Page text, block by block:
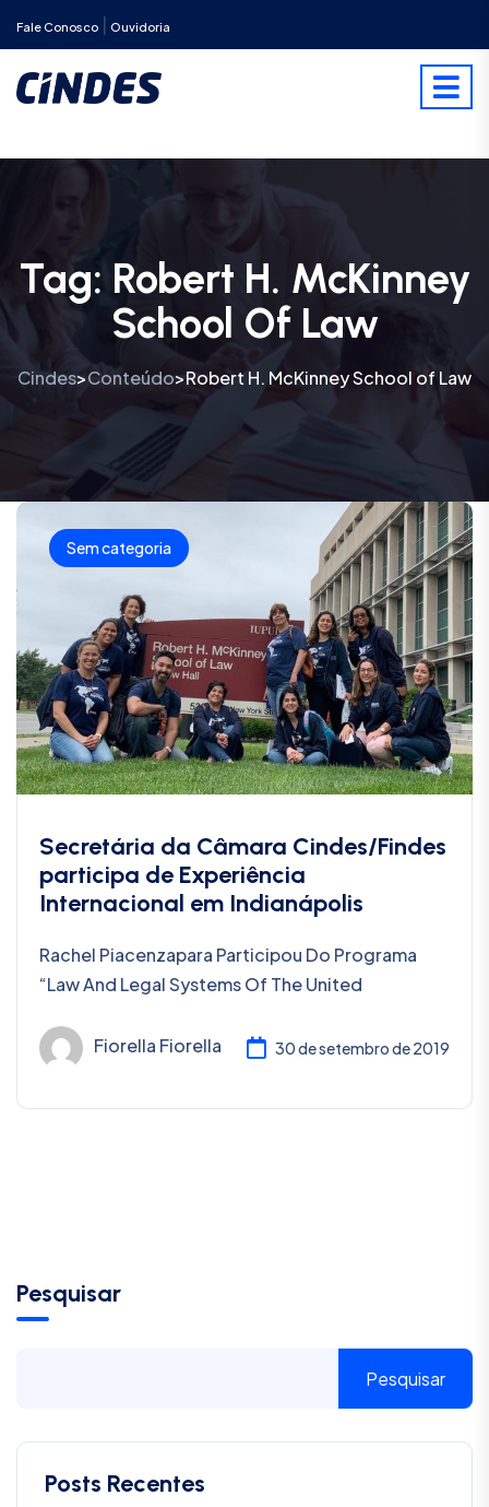
Fale Conosco Ouvidoria
Tag: Robert H. McKinney
School Of Law
Cindes>Conteúdo>Robert H. McKinney School of Law
Sem categoria
Secretária da Câmara Cindes/Findes
participa de Experiência
Internacional em Indianápolis
Rachel Piacenzapara Participou Do Programa
“Law And Legal Systems Of The United
Fiorella Fiorella 30 de setembro de 2019
Pesquisar
Pesquisar
Posts Recentes